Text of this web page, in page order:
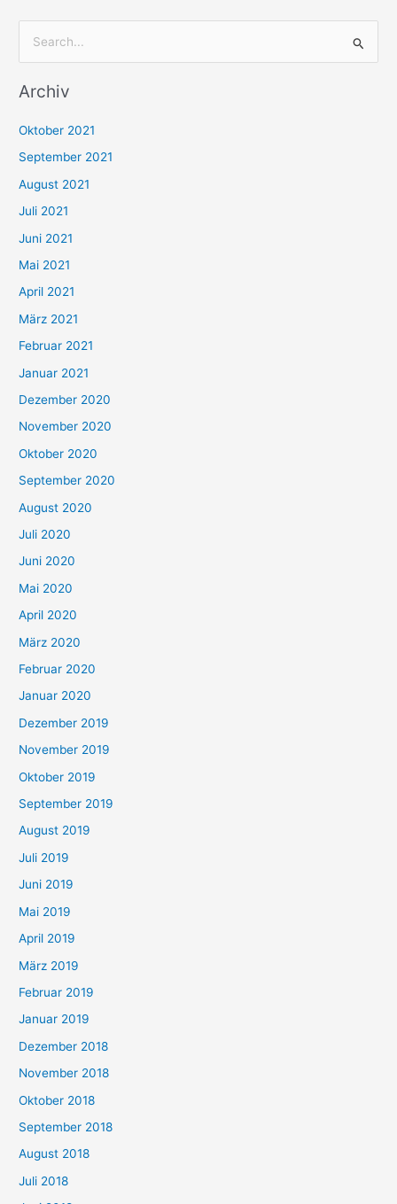
c
n
n
a
c
h
:
Archiv
Oktober 2021
September 2021
August 2021
Juli 2021
Juni 2021
Mai 2021
April 2021
März 2021
Februar 2021
Januar 2021
Dezember 2020
November 2020
Oktober 2020
September 2020
August 2020
Juli 2020
Juni 2020
Mai 2020
April 2020
März 2020
Februar 2020
Januar 2020
Dezember 2019
November 2019
Oktober 2019
September 2019
August 2019
Juli 2019
Juni 2019
Mai 2019
April 2019
März 2019
Februar 2019
Januar 2019
Dezember 2018
November 2018
Oktober 2018
September 2018
August 2018
Juli 2018